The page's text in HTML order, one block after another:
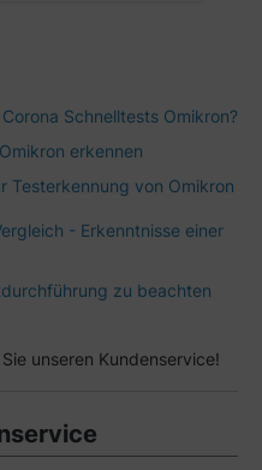
Schnelltests Omikron?
erkennen
Testerkennung von Omikron
- Erkenntnisse einer
zu beachten
unseren Kundenservice!